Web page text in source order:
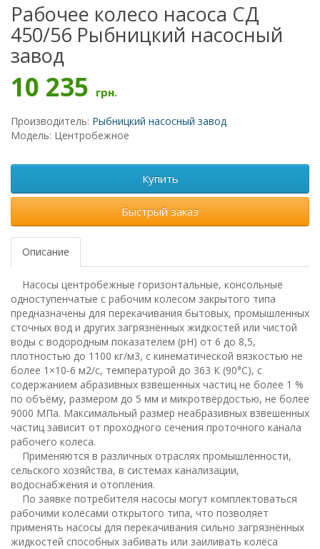
Рабочее колесо насоса СД
450/56 Рыбницкий насосный
завод
10 235 грн.
Производитель: Рыбницкий насосный завод
Модель: Центробежное
Купить
Быстрый заказ
Описание
Насосы центробежные горизонтальные, консольные
одноступенчатые с рабочим колесом закрытого типа
предназначены для перекачивания бытовых, промышленных
сточных вод и других загрязнённых жидкостей или чистой
воды с водородным показателем (рН) от 6 до 8,5,
плотностью до 1100 кг/м3, с кинематической вязкостью не
более 1×10-6 м2/с, температурой до 363 К (90°С), с
содержанием абразивных взвешенных частиц не более 1 %
по объёму, размером до 5 мм и микротвёрдостью, не более
9000 МПа. Максимальный размер неабразивных взвешенных
частиц зависит от проходного сечения проточного канала
рабочего колеса.
Применяются в различных отраслях промышленности,
сельского хозяйства, в системах канализации,
водоснабжения и отопления.
По заявке потребителя насосы могут комплектоваться
рабочими колёсами открытого типа, что позволяет
применять насосы для перекачивания сильно загрязнённых
жидкостей способных забивать или заиливать колёса